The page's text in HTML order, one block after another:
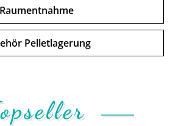
Raumentnahme
Pelletlagerung